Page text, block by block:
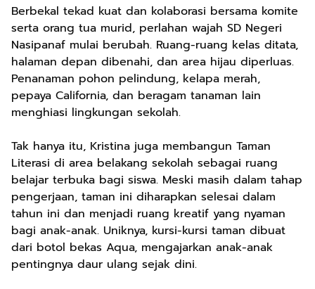
Berbekal tekad kuat dan kolaborasi bersama komite
serta orang tua murid, perlahan wajah SD Negeri
Nasipanaf mulai berubah. Ruang-ruang kelas ditata,
halaman depan dibenahi, dan area hijau diperluas.
Penanaman pohon pelindung, kelapa merah,
pepaya California, dan beragam tanaman lain
menghiasi lingkungan sekolah.
Tak hanya itu, Kristina juga membangun Taman
Literasi di area belakang sekolah sebagai ruang
belajar terbuka bagi siswa. Meski masih dalam tahap
pengerjaan, taman ini diharapkan selesai dalam
tahun ini dan menjadi ruang kreatif yang nyaman
bagi anak-anak. Uniknya, kursi-kursi taman dibuat
dari botol bekas Aqua, mengajarkan anak-anak
pentingnya daur ulang sejak dini.